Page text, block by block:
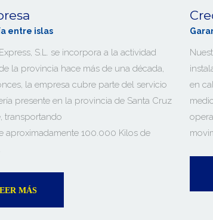
entre islas
S.L. se incorpora a la actividad
la provincia hace más de una década,
la empresa cubre parte del servicio
presente en la provincia de Santa Cruz
transportando
aproximadamente 100.000 Kilos de
MÁS
en